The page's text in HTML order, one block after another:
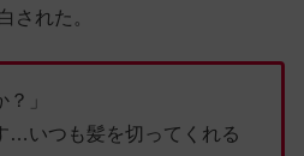
された。
」
…いつも髪を切ってくれる